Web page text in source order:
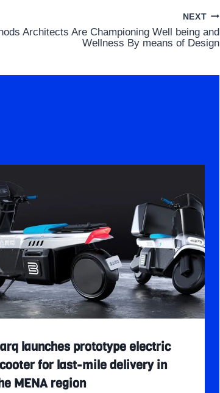
NEXT
Architects Are Championing Well being and
Wellness By means of Design
launches prototype electric
for last-mile delivery in
MENA region